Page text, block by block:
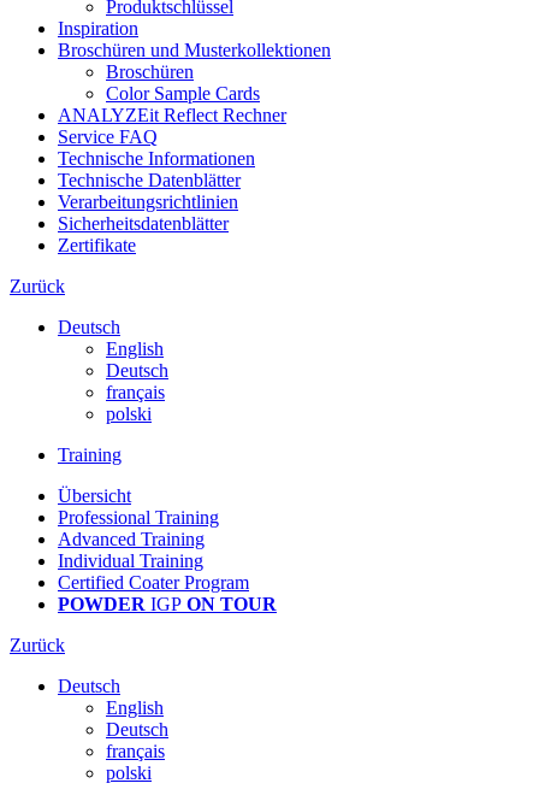
Produktschlüssel
Inspiration
Broschüren und Musterkollektionen
Broschüren
Color Sample Cards
ANALYZEit Reflect Rechner
Service FAQ
Technische Informationen
Technische Datenblätter
Verarbeitungsrichtlinien
Sicherheitsdatenblätter
Zertifikate
Zurück
Deutsch
English
Deutsch
français
polski
Training
Übersicht
Professional Training
Advanced Training
Individual Training
Certified Coater Program
POWDER IGP ON TOUR
Zurück
Deutsch
English
Deutsch
français
polski